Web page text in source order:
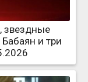
звездные
и три